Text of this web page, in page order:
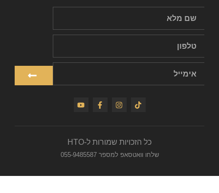
כל הזכויות שמורות ל-HTO
שלחו וואטסאפ למספר 055-9485587